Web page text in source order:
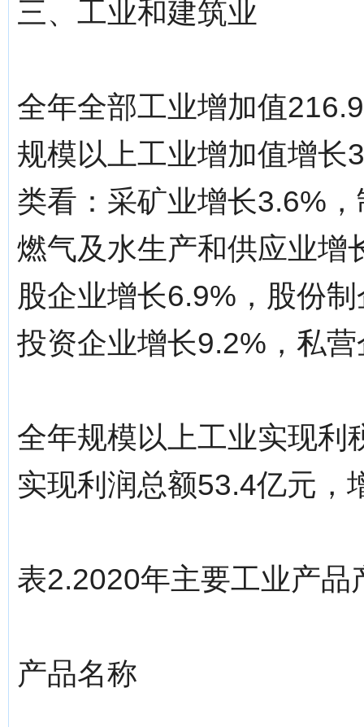
三、工业和建筑业
全年全部工业增加值
规模以上工业增加值增长
类看：采矿业增长3.6%
燃气及水生产和供应业增
股企业增长6.9%，股份
投资企业增长9.2%，私
全年规模以上工业实现利
实现利润总额53.4亿元，
表2.2020年主要工业产品
产品名称